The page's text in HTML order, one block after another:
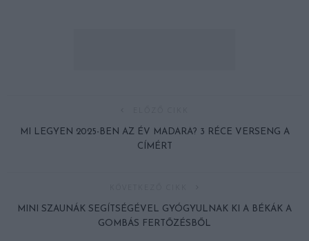
MI LEGYEN 2025-BEN AZ ÉV MADARA? 3 RÉCE VERSENG A
CÍMÉRT
MINI SZAUNÁK SEGÍTSÉGÉVEL GYÓGYULNAK KI A BÉKÁK A
GOMBÁS FERTŐZÉSBŐL